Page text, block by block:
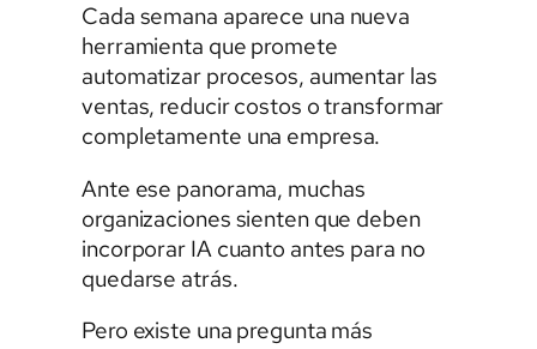
Cada semana aparece una nueva
herramienta que promete
automatizar procesos, aumentar las
ventas, reducir costos o transformar
completamente una empresa.
Ante ese panorama, muchas
organizaciones sienten que deben
incorporar IA cuanto antes para no
quedarse atrás.
Pero existe una pregunta más